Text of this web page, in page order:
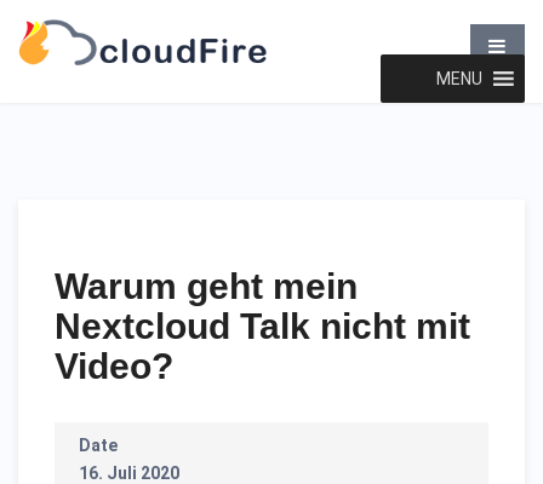
MENU
Warum geht mein
Nextcloud Talk nicht mit
Video?
Date
16. Juli 2020